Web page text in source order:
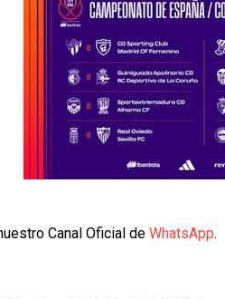
Canal Oficial de WhatsApp.